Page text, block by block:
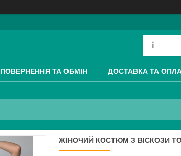
ПОВЕРНЕННЯ ТА ОБМІН ДОСТАВКА ТА
ЖІНОЧИЙ КОСТЮМ З ВІСКОЗИ